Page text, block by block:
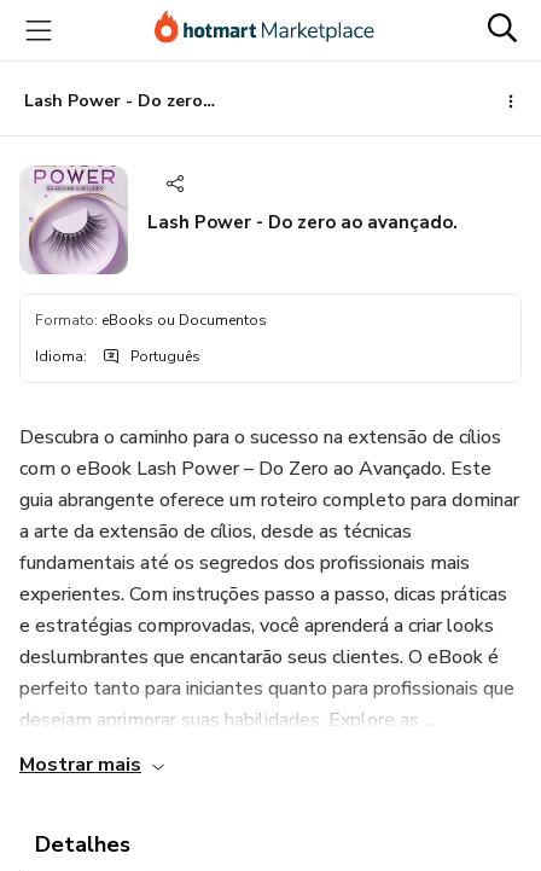
para
conteúdo
principal
para
pagamento
para
rodapé
Lash Power - Do zero ao avançado.
Lash Power - Do zero ao avançado.
Formato: eBooks ou Documentos
Idioma: Português
Descubra o caminho para o sucesso na extensão de cílios
com o eBook Lash Power – Do Zero ao Avançado. Este
guia abrangente oferece um roteiro completo para dominar
a arte da extensão de cílios, desde as técnicas
fundamentais até os segredos dos profissionais mais
experientes. Com instruções passo a passo, dicas práticas
e estratégias comprovadas, você aprenderá a criar looks
deslumbrantes que encantarão seus clientes. O eBook é
perfeito tanto para iniciantes quanto para profissionais que
desejam aprimorar suas habilidades. Explore as ...
Mostrar mais
Detalhes